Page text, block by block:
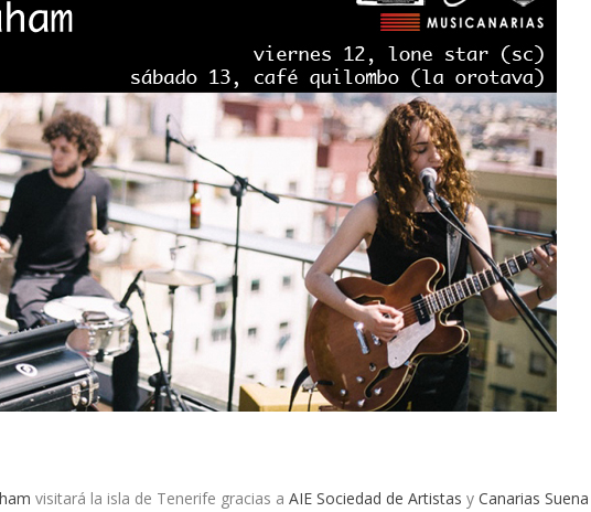
visitará la isla de Tenerife gracias aAIE Sociedad de Artistas yCanarias Suena